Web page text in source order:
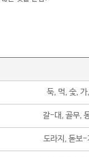
둑, 먹, 숯,
갈-대, 골무,
도라지, 돋보